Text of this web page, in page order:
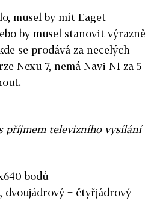
musel by mít Eaget
by musel stanovit výrazně
se prodává za necelých
Nexu 7, nemá Navi N1 za 5
příjmem televizního vysílání
bodů
dvoujádrový + čtyřjádrový